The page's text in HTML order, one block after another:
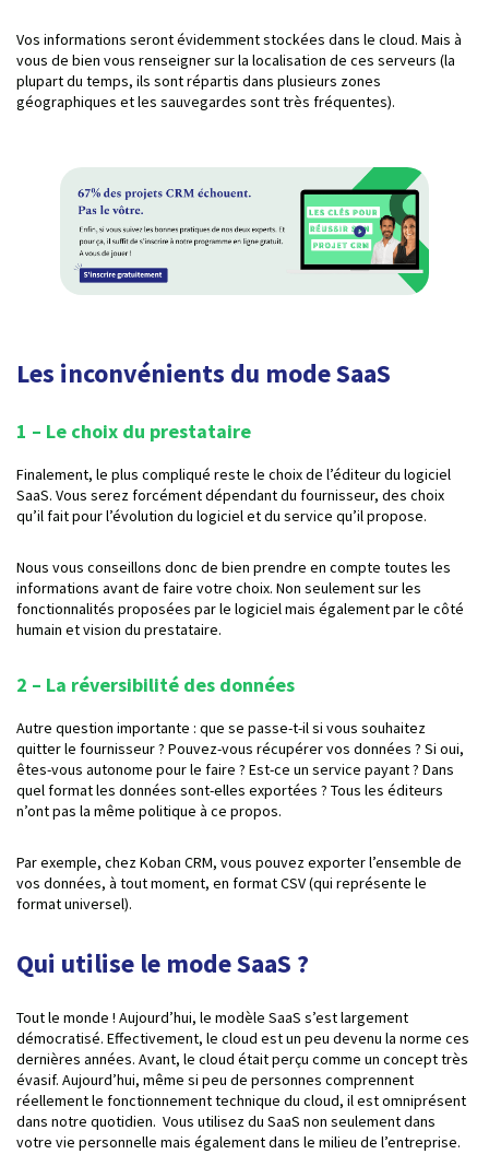
Vos informations seront évidemment stockées dans le cloud. Mais à
vous de bien vous renseigner sur la localisation de ces serveurs (la
plupart du temps, ils sont répartis dans plusieurs zones
géographiques et les sauvegardes sont très fréquentes).
Les inconvénients du mode SaaS
1 – Le choix du prestataire
Finalement, le plus compliqué reste le choix de l’éditeur du logiciel
SaaS. Vous serez forcément dépendant du fournisseur, des choix
qu’il fait pour l’évolution du logiciel et du service qu’il propose.
Nous vous conseillons donc de bien prendre en compte toutes les
informations avant de faire votre choix. Non seulement sur les
fonctionnalités proposées par le logiciel mais également par le côté
humain et vision du prestataire.
2 – La réversibilité des données
Autre question importante : que se passe-t-il si vous souhaitez
quitter le fournisseur ? Pouvez-vous récupérer vos données ? Si oui,
êtes-vous autonome pour le faire ? Est-ce un service payant ? Dans
quel format les données sont-elles exportées ? Tous les éditeurs
n’ont pas la même politique à ce propos.
Par exemple, chez Koban CRM, vous pouvez exporter l’ensemble de
vos données, à tout moment, en format CSV (qui représente le
format universel).
Qui utilise le mode SaaS ?
Tout le monde ! Aujourd’hui, le modèle SaaS s’est largement
démocratisé. Effectivement, le cloud est un peu devenu la norme ces
dernières années. Avant, le cloud était perçu comme un concept très
évasif. Aujourd’hui, même si peu de personnes comprennent
réellement le fonctionnement technique du cloud, il est omniprésent
dans notre quotidien. Vous utilisez du SaaS non seulement dans
votre vie personnelle mais également dans le milieu de l’entreprise.